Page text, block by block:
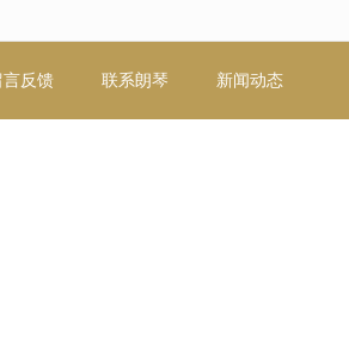
言反馈 联系朗琴 新闻动态